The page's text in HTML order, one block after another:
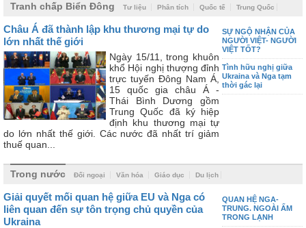
Tranh chấp Biển Đông Tư liệu Phân tích Quốc tế Trung Quốc
Châu Á đã thành lập khu thương mại tự do
lớn nhất thế giới
Ngày 15/11, trong khuôn
khổ Hội nghị thượng đỉnh
trực tuyến Đông Nam Á,
15 quốc gia châu Á -
Thái Bình Dương gồm
Trung Quốc đã ký hiệp
định khu thương mại tự
do lớn nhất thế giới. Các nước đã nhất trí giảm
thuế quan...
SỰ NGỘ NHẬN CỦA
NGƯỜI VIỆT- NGƯỜI
VIỆT TỐT?
Tình hữu nghị giữa
Ukraina và Nga tạm
thời gác lại
Trong nước Đối ngoại Văn hóa Giáo dục Du lịch
Giải quyết mối quan hệ giữa EU và Nga có
liên quan đến sự tôn trọng chủ quyền của
Ukraina
QUAN HỆ NGA-
TRUNG. NGOÀI ẤM
TRONG LẠNH